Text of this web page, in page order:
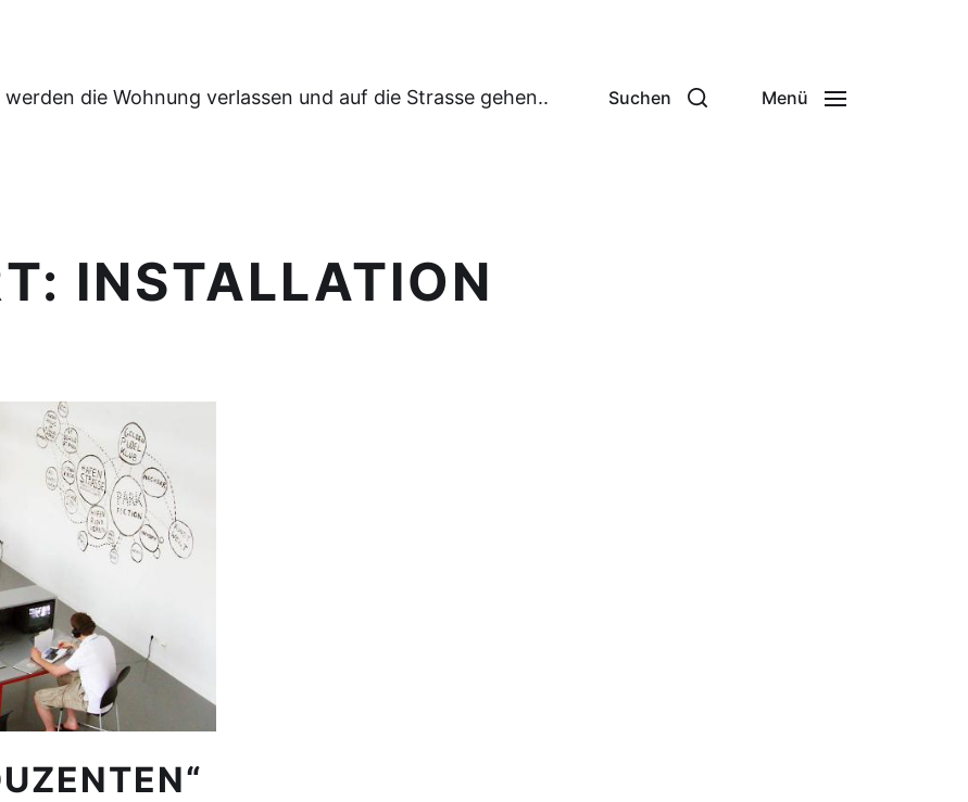
werden die Wohnung verlassen und auf die Strasse gehen.. Suchen Menü
INSTALLATION